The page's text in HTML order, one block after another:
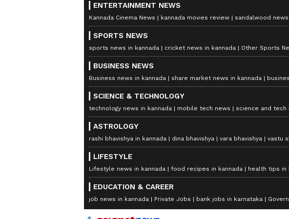
ENTERTAINMENT NEWS
Kannada Cinema News kannada movies review sandalwood news
SPORTS NEWS
sports news in kannada cricket news in kannada Other Sports
BUSINESS NEWS
Business news in kannada share market news in kannada
SCIENCE & TECHNOLOGY
technology news in kannada mobile tech news science and tech
ASTROLOGY
rashi bhavishya in kannada dina bhavishya vara bhavishya vastu
LIFESTYLE
Lifestyle news in kannada food recipes in kannada health tips in
EDUCATION & CAREER
job news in kannada Private Jobs bank jobs in karnataka